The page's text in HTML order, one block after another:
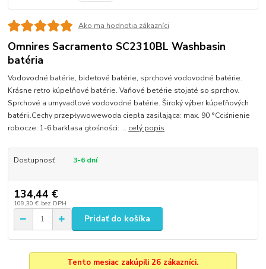
Ako ma hodnotia zákazníci
Omnires Sacramento SC2310BL Washbasin
batéria
Vodovodné batérie, bidetové batérie, sprchové vodovodné batérie.
Krásne retro kúpelňové batérie. Vaňové betérie stojaté so sprchov.
Sprchové a umyvadlové vodovodné batérie. Široký výber kúpeľňových
batérii.Cechy przepływowewoda ciepła zasilająca: max. 90 °Cciśnienie
robocze: 1-6 barklasa głośności: ... celý popis
Dostupnosť 3-6 dní
134,44 €
109,30 € bez DPH
Pridať do košíka
Tento mesiac zakúpili 26 zákazníci.